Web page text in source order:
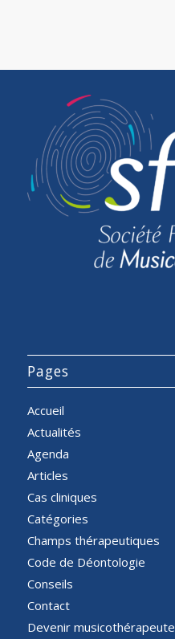
Pages
Accueil
Actualités
Agenda
Articles
Cas cliniques
Catégories
Champs thérapeutiques
Code de Déontologie
Conseils
Contact
Devenir musicothérapeute